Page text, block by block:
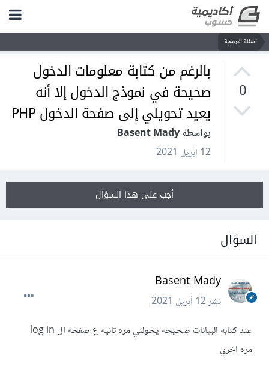
أسئلة البرمجة
0
بالرغم من كتابة معلومات الدخول
صحيحة في نموذج الدخول إلا أنه
يعيد تحويلي إلى صفحة الدخول PHP
بواسطة Basent Mady
12 أبريل 2021
أجب على هذا السؤال
السؤال
Basent Mady
نشر12 أبريل 2021
عند كتابه البيانات صحيحه يحولني مره تانيه ع صفحه ال log in
مره اخري